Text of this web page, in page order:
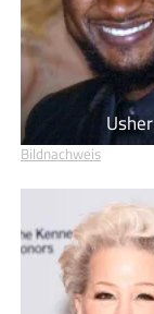
Usher
Bildnachweis